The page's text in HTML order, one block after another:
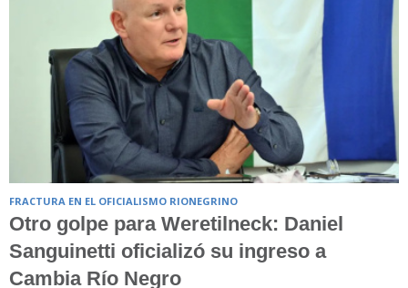
FRACTURA EN EL OFICIALISMO RIONEGRINO
Otro golpe para Weretilneck: Daniel
Sanguinetti oficializó su ingreso a
Cambia Río Negro